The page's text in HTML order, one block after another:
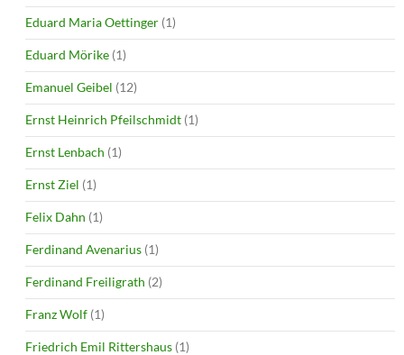
Eduard Maria Oettinger (1)
Eduard Mörike (1)
Emanuel Geibel (12)
Ernst Heinrich Pfeilschmidt (1)
Ernst Lenbach (1)
Ernst Ziel (1)
Felix Dahn (1)
Ferdinand Avenarius (1)
Ferdinand Freiligrath (2)
Franz Wolf (1)
Friedrich Emil Rittershaus (1)